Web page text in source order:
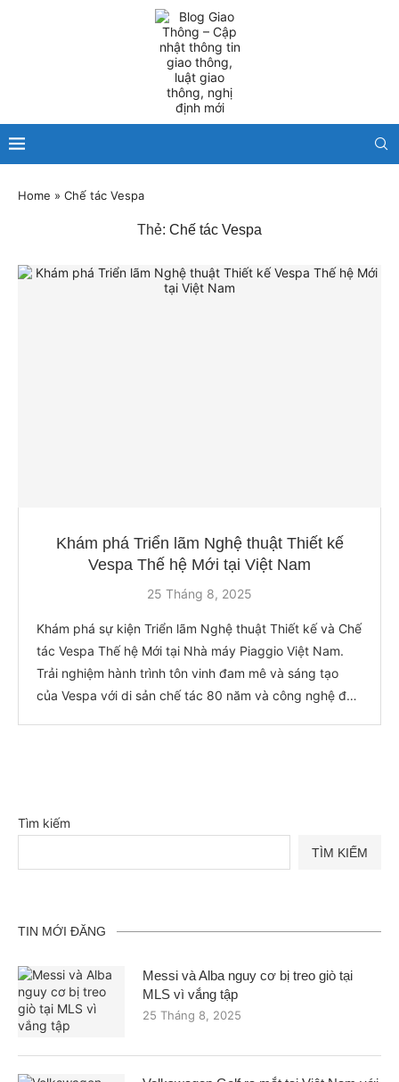
Home » Chế tác Vespa
Thẻ: Chế tác Vespa
Khám phá Triển lãm Nghệ thuật Thiết kế
Vespa Thế hệ Mới tại Việt Nam
25 Tháng 8, 2025
Khám phá sự kiện Triển lãm Nghệ thuật Thiết kế và Chế
tác Vespa Thế hệ Mới tại Nhà máy Piaggio Việt Nam.
Trải nghiệm hành trình tôn vinh đam mê và sáng tạo
của Vespa với di sản chế tác 80 năm và công nghệ đột
Tìm kiếm
TÌM KIẾM
TIN MỚI ĐĂNG
Messi và Alba nguy cơ bị treo giò tại
MLS vì vắng tập
25 Tháng 8, 2025